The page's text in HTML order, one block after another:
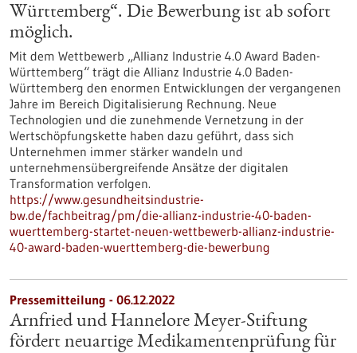
Württemberg“. Die Bewerbung ist ab sofort
möglich.
Mit dem Wettbewerb „Allianz Industrie 4.0 Award Baden-
Württemberg“ trägt die Allianz Industrie 4.0 Baden-
Württemberg den enormen Entwicklungen der vergangenen
Jahre im Bereich Digitalisierung Rechnung. Neue
Technologien und die zunehmende Vernetzung in der
Wertschöpfungskette haben dazu geführt, dass sich
Unternehmen immer stärker wandeln und
unternehmensübergreifende Ansätze der digitalen
Transformation verfolgen.
https://www.gesundheitsindustrie-
bw.de/fachbeitrag/pm/die-allianz-industrie-40-baden-
wuerttemberg-startet-neuen-wettbewerb-allianz-industrie-
40-award-baden-wuerttemberg-die-bewerbung
Pressemitteilung - 06.12.2022
Arnfried und Hannelore Meyer-Stiftung
fördert neuartige Medikamentenprüfung für